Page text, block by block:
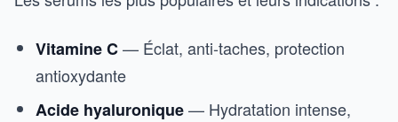
Vitamine C— Éclat, anti-taches, protection
antioxydante
Acide hyaluronique— Hydratation intense,